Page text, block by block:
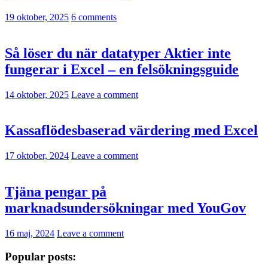
19 oktober, 2025 6 comments
Så löser du när datatyper Aktier inte
fungerar i Excel – en felsökningsguide
14 oktober, 2025 Leave a comment
Kassaflödesbaserad värdering med Excel
17 oktober, 2024 Leave a comment
Tjäna pengar på
marknadsundersökningar med YouGov
16 maj, 2024 Leave a comment
Popular posts: